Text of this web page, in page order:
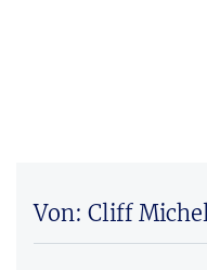
Von: Cliff Michel